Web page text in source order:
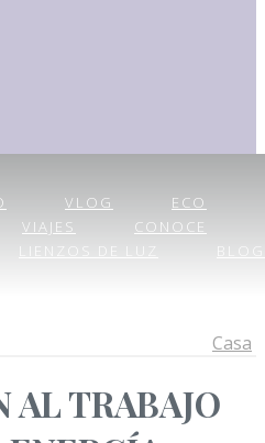
VLOG
ECO
VIAJES
CONOCE
LIENZOS DE LUZ BLOG
Casa
TRABAJO